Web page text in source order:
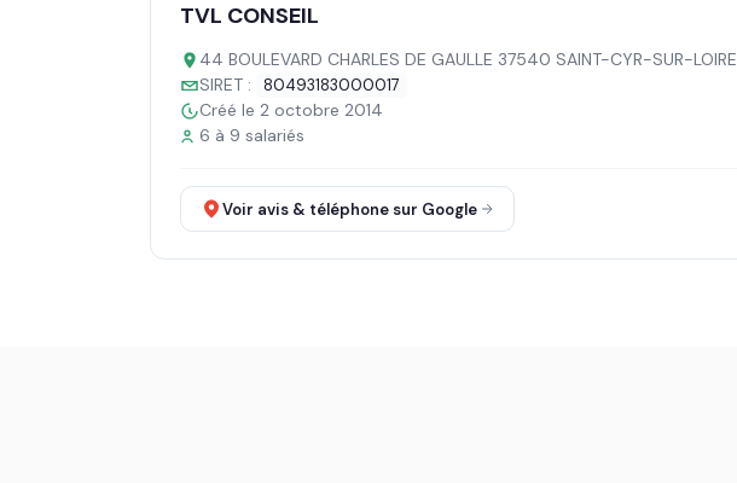
TVL CONSEIL
44 BOULEVARD CHARLES DE GAULLE 37540 SAINT-CYR-SUR-LOIRE
SIRET :
80493183000017
Créé le 2 octobre 2014
6 à 9 salariés
Voir avis & téléphone sur Google